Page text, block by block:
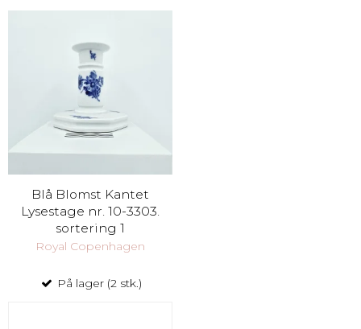
Blå Blomst Kantet
Lysestage nr. 10-3303.
sortering 1
Royal Copenhagen
På lager (2 stk.)